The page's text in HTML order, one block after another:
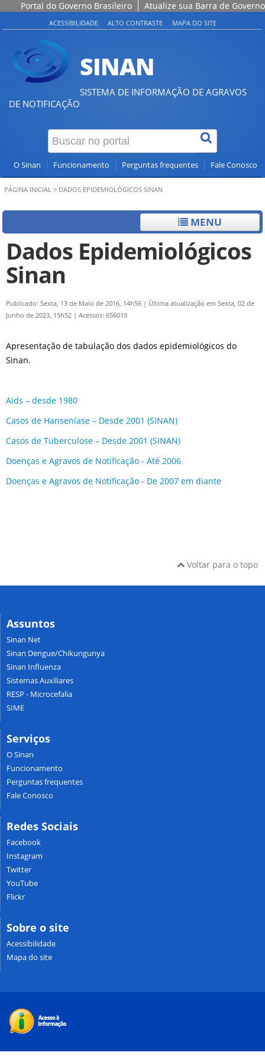
Portal do Governo Brasileiro Atualize sua Barra de Governo
ACESSIBILIDADE ALTO CONTRASTE MAPA DO SITE
SINAN
SISTEMA DE INFORMAÇÃO DE AGRAVOS
DE NOTIFICAÇÃO
O Sinan Funcionamento Perguntas frequentes Fale Conosco
PÁGINA INICIAL > DADOS EPIDEMIOLÓGICOS SINAN
MENU
Dados Epidemiológicos
Sinan
Publicado: Sexta, 13 de Maio de 2016, 14h56 | Última atualização em Sexta, 02 de
Junho de 2023, 15h52 | Acessos: 656013
Apresentação de tabulação dos dados epidemiológicos do
Sinan.
Aids – desde 1980
Casos de Hanseníase – Desde 2001 (SINAN)
Casos de Tuberculose – Desde 2001 (SINAN)
Doenças e Agravos de Notificação - Até 2006
Doenças e Agravos de Notificação - De 2007 em diante
Voltar para o topo
Assuntos
Sinan Net
Sinan Dengue/Chikungunya
Sinan Influenza
Sistemas Auxiliares
RESP - Microcefalia
SIME
Serviços
O Sinan
Funcionamento
Perguntas frequentes
Fale Conosco
Redes Sociais
Facebook
Instagram
Twitter
YouTube
Flickr
Sobre o site
Acessibilidade
Mapa do site